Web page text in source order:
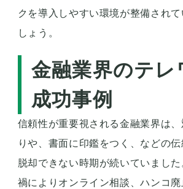
クを導入しやすい環境が整備され
しょう。
金融業界のテレ
成功事例
信頼性が重要視される金融業界は
りや、書面に印鑑をつく、などの
脱却できない時期が続いていまし
禍によりオンライン相談、ハンコ